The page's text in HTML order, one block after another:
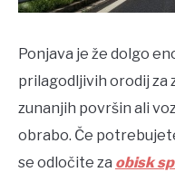
Ponjava je že dolgo
prilagodljivih orodij za
zunanjih površin ali
obrabo. Če
se odločite za obisk